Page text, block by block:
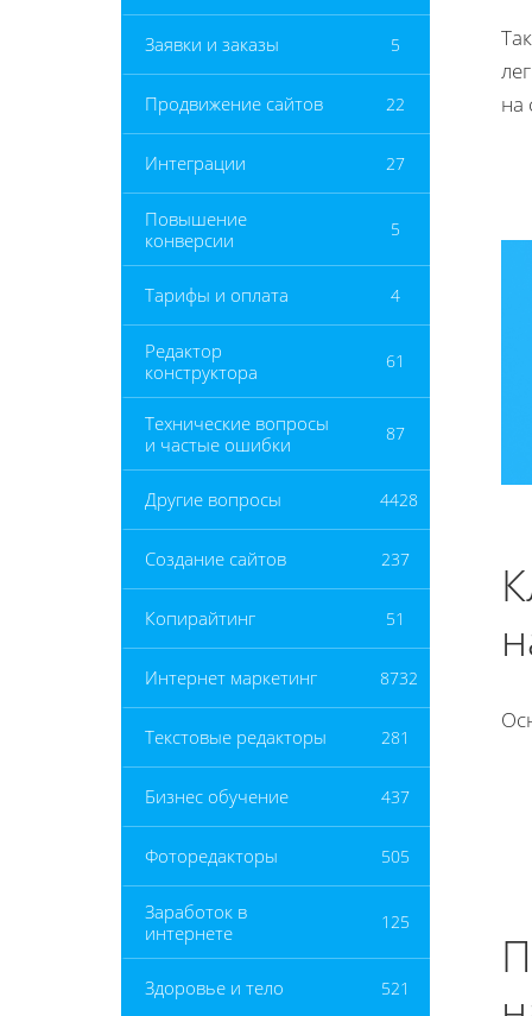
Заявки и заказы 5
Продвижение сайтов 22
Интеграции 27
Повышение
конверсии
5
Тарифы и оплата 4
Редактор
конструктора
61
Технические вопросы
и частые ошибки
87
Другие вопросы 4428
Создание сайтов 237
Копирайтинг 51
Интернет маркетинг 8732
Текстовые редакторы 281
Бизнес обучение 437
Фоторедакторы 505
Заработок в
интернете
125
Здоровье и тело 521
на